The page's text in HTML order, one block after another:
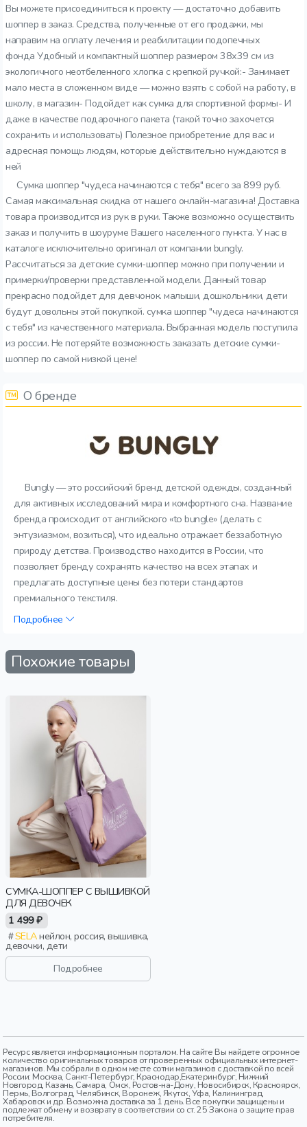
Вы можете присоединиться к проекту — достаточно добавить
шоппер в заказ. Средства, полученные от его продажи, мы
направим на оплату лечения и реабилитации подопечных
фонда Удобный и компактный шоппер размером 38х39 см из
экологичного неотбеленного хлопка с крепкой ручкой:- Занимает
мало места в сложенном виде — можно взять с собой на работу, в
школу, в магазин- Подойдет как сумка для спортивной формы- И
даже в качестве подарочного пакета (такой точно захочется
сохранить и использовать) Полезное приобретение для вас и
адресная помощь людям, которые действительно нуждаются в
ней
Сумка шоппер "чудеса начинаются с тебя" всего за 899 руб.
Самая максимальная скидка от нашего онлайн-магазина! Доставка
товара производится из рук в руки. Также возможно осуществить
заказ и получить в шоуруме Вашего населенного пункта. У нас в
каталоге исключительно оригинал от компании bungly.
Рассчитаться за детские сумки-шоппер можно при получении и
примерки/проверки представленной модели. Данный товар
прекрасно подойдет для девчонок. малыши, дошкольники, дети
будут довольны этой покупкой. сумка шоппер "чудеса начинаются
с тебя" из качественного материала. Выбранная модель поступила
из россии. Не потеряйте возможность заказать детские сумки-
шоппер по самой низкой цене!
О бренде
Bungly — это российский бренд детской одежды, созданный
для активных исследований мира и комфортного сна. Название
бренда происходит от английского «to bungle» (делать с
энтузиазмом, возиться), что идеально отражает беззаботную
природу детства. Производство находится в России, что
позволяет бренду сохранять качество на всех этапах и
предлагать доступные цены без потери стандартов
премиального текстиля.
Подробнее
Похожие товары
СУМКА-ШОППЕР С ВЫШИВКОЙ
ДЛЯ ДЕВОЧЕК
1 499 ₽
SELAнейлон, россия, вышивка,
девочки, дети
Подробнее
Ресурс является информационным порталом. На сайте Вы найдете огромное
количество оригинальных товаров от проверенных официальных интернет-
магазинов. Мы собрали в одном месте сотни магазинов с доставкой по всей
России: Москва, Санкт-Петербург, Краснодар,Екатеринбург, Нижний
Новгород, Казань, Самара, Омск, Ростов-на-Дону, Новосибирск, Красноярск,
Пермь, Волгоград, Челябинск, Воронеж, Якутск, Уфа, Калининград,
Хабаровск и др. Возможна доставка за 1 день. Все покупки защищены и
подлежат обмену и возврату в соответствии со ст. 25 Закона о защите прав
потребителя.